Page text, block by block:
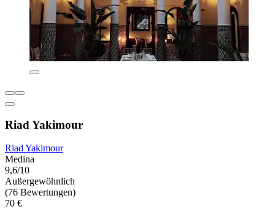
Riad Yakimour
Riad Yakimour
Medina
9,6/10
Außergewöhnlich
(76 Bewertungen)
70 €